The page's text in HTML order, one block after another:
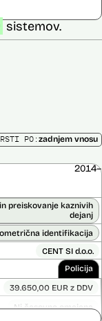
sistemov.
PO:zadnjem vnosu
2014–
preiskovanje kaznivih
dejanj
identifikacija
CENT SI d.o.o.
Policija
39.650,00 EUR z DDV
Ni časovno omejena